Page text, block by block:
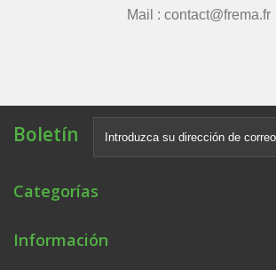
Mail : contact@frema.fr
Boletín
Categorías
Información